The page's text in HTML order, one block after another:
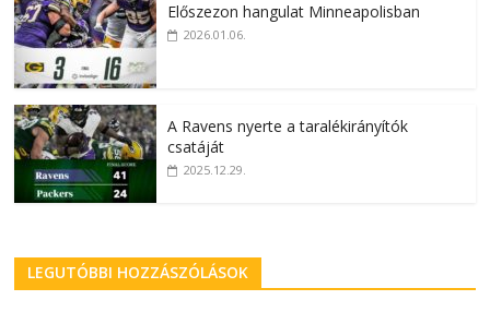
Előszezon hangulat Minneapolisban
2026.01.06.
A Ravens nyerte a taralékirányítók
csatáját
2025.12.29.
LEGUTÓBBI HOZZÁSZÓLÁSOK